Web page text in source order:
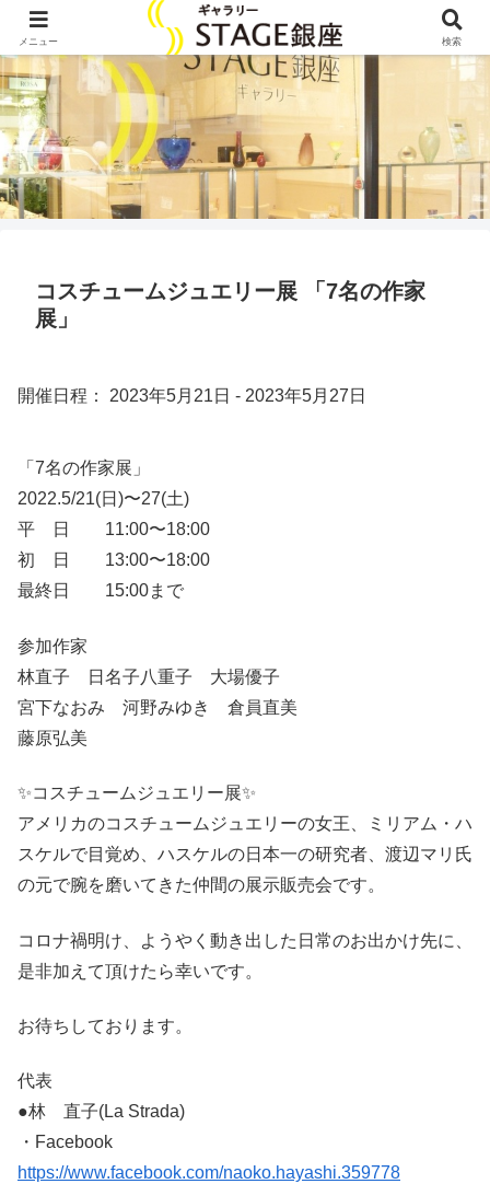
コスチュームジュエリー展 「7名の作家
展」
開催日程： 2023年5月21日 - 2023年5月27日
「7名の作家展」
2022.5/21(日)〜27(土)
平 日 11:00〜18:00
初 日 13:00〜18:00
最終日 15:00まで
参加作家
林直子 日名子八重子 大場優子
宮下なおみ 河野みゆき 倉員直美
藤原弘美
✨コスチュームジュエリー展✨
アメリカのコスチュームジュエリーの女王、ミリアム・ハ
スケルで目覚め、ハスケルの日本一の研究者、渡辺マリ氏
の元で腕を磨いてきた仲間の展示販売会です。
コロナ禍明け、ようやく動き出した日常のお出かけ先に、
是非加えて頂けたら幸いです。
お待ちしております。
代表
●林 直子(La Strada)
・Facebook
https://www.facebook.com/naoko.hayashi.359778
メニュー 検索